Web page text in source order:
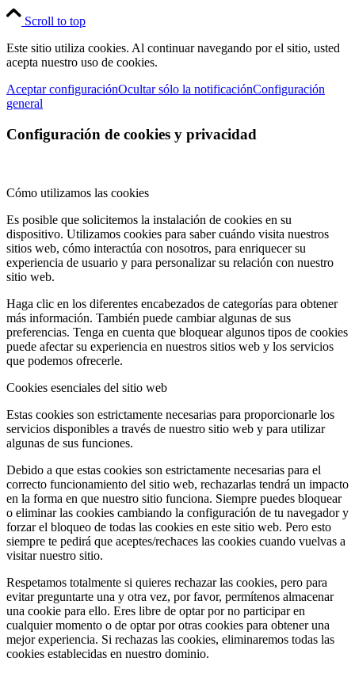
Scroll to top
Este sitio utiliza cookies. Al continuar navegando por el sitio, usted
acepta nuestro uso de cookies.
Aceptar configuraciónOcultar sólo la notificaciónConfiguración
general
Configuración de cookies y privacidad
Cómo utilizamos las cookies
Es posible que solicitemos la instalación de cookies en su
dispositivo. Utilizamos cookies para saber cuándo visita nuestros
sitios web, cómo interactúa con nosotros, para enriquecer su
experiencia de usuario y para personalizar su relación con nuestro
sitio web.
Haga clic en los diferentes encabezados de categorías para obtener
más información. También puede cambiar algunas de sus
preferencias. Tenga en cuenta que bloquear algunos tipos de cookies
puede afectar su experiencia en nuestros sitios web y los servicios
que podemos ofrecerle.
Cookies esenciales del sitio web
Estas cookies son estrictamente necesarias para proporcionarle los
servicios disponibles a través de nuestro sitio web y para utilizar
algunas de sus funciones.
Debido a que estas cookies son estrictamente necesarias para el
correcto funcionamiento del sitio web, rechazarlas tendrá un impacto
en la forma en que nuestro sitio funciona. Siempre puedes bloquear
o eliminar las cookies cambiando la configuración de tu navegador y
forzar el bloqueo de todas las cookies en este sitio web. Pero esto
siempre te pedirá que aceptes/rechaces las cookies cuando vuelvas a
visitar nuestro sitio.
Respetamos totalmente si quieres rechazar las cookies, pero para
evitar preguntarte una y otra vez, por favor, permítenos almacenar
una cookie para ello. Eres libre de optar por no participar en
cualquier momento o de optar por otras cookies para obtener una
mejor experiencia. Si rechazas las cookies, eliminaremos todas las
cookies establecidas en nuestro dominio.